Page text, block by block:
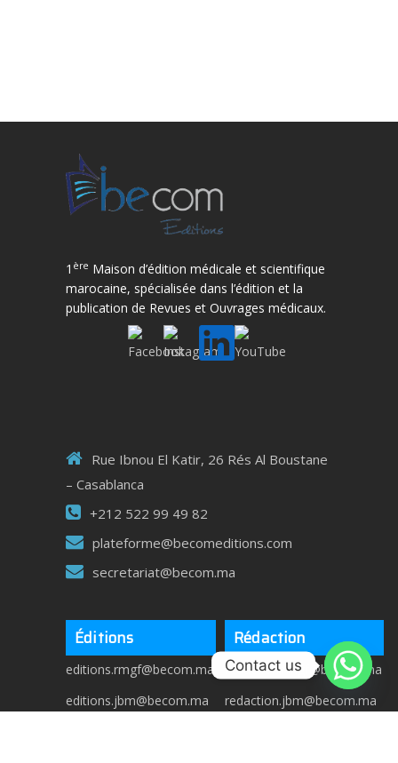
1 ère Maison d’édition médicale et scientifique
marocaine, spécialisée dans l’édition et la
publication de Revues et Ouvrages médicaux.
Rue Ibnou El Katir, 26 Rés Al Boustane
– Casablanca
+212 522 99 49 82
plateforme@becomeditions.com
secretariat@becom.ma
Éditions
editions.rmgf@becom.ma
editions.jbm@becom.ma
Rédaction
redaction.rmgf@becom.ma
redaction.jbm@becom.ma
Contact us